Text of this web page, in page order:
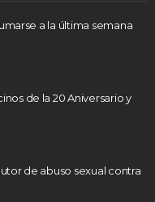
a la última semana
de la 20 Aniversario y
de abuso sexual contra